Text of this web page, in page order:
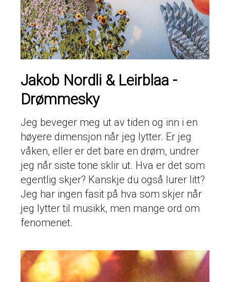
Jakob Nordli & Leirblaa -
Drømmesky
Jeg beveger meg ut av tiden og inn i en
høyere dimensjon når jeg lytter. Er jeg
våken, eller er det bare en drøm, undrer
jeg når siste tone sklir ut. Hva er det som
egentlig skjer? Kanskje du også lurer litt?
Jeg har ingen fasit på hva som skjer når
jeg lytter til musikk, men mange ord om
fenomenet.